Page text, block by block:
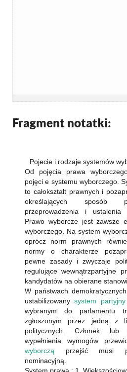
Fragment notatki:
Pojecie i rodzaje systemów
Od pojęcia prawa
pojęci e systemu wyborczego.
to całokształt prawnych i
określających sposób
przeprowadzenia i ustalenia
Prawo wyborcze jest zawsze
wyborczego. Na system
oprócz norm prawnych
normy o charakterze
pewne zasady i zwyczaje
regulujące wewnątrzpartyjne
kandydatów na obierane
W państwach
ustabilizowanysystem partyjny
wybranym do parlamentu
zgłoszonym przez jedną z
politycznych. Członek lub
wypełnienia wymogów
wyborczą przejść musi
nominacyjną.